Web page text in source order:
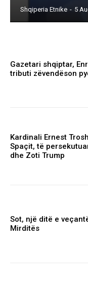
Shqiperia Etnike - 5
Gazetari shqiptar,
tributi zëvendëson
Kardinali Ernest
Spaçit, të
dhe Zoti Trump
Sot, një ditë e
Mirditës